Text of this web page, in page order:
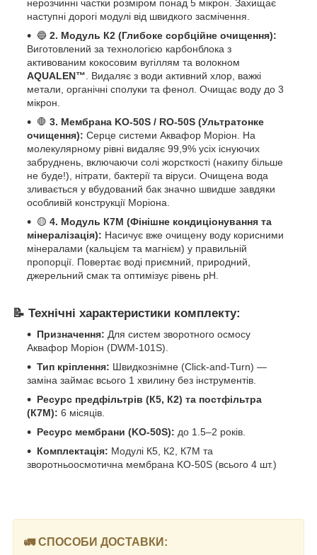
нерозчинні частки розміром понад 5 мікрон. Захищає
наступні дорогі модулі від швидкого засмічення.
🔵 2. Модуль К2 (Глибоке сорбційне очищення):
Виготовлений за технологією карбонблока з
активованим кокосовим вугіллям та волокном
AQUALEN™ . Видаляє з води активний хлор, важкі
метали, органічні сполуки та фенол. Очищає воду до 3
мікрон.
🛑 3. Мембрана KO-50S / RO-50S (Ультратонке
очищення): Серце системи Аквафор Моріон. На
молекулярному рівні видаляє 99,9% усіх існуючих
забруднень, включаючи солі жорсткості (накипу більше
не буде!), нітрати, бактерії та віруси. Очищена вода
зливається у вбудований бак значно швидше завдяки
особливій конструкції Моріона.
🟡 4. Модуль К7М (Фінішне кондиціонування та
мінералізація): Насичує вже очищену воду корисними
мінералами (кальцієм та магнієм) у правильній
пропорції. Повертає воді приємний, природний,
джерельний смак та оптимізує рівень pH.
📝 Технічні характеристики комплекту:
Призначення: Для систем зворотного осмосу
Аквафор Моріон (DWM-101S).
Тип кріплення: Швидкознімне (Click-and-Turn) —
заміна займає всього 1 хвилину без інструментів.
Ресурс предфільтрів (К5, К2) та постфільтра
(К7М): 6 місяців.
Ресурс мембрани (KO-50S): до 1.5–2 років.
Комплектація: Модулі К5, К2, К7М та
зворотньоосмотична мембрана KO-50S (всього 4 шт.)
🚛 СПОСОБИ ДОСТАВКИ: